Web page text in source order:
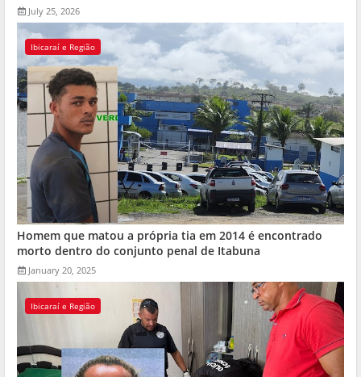
July 25, 2026
Ibicaraí e Região
Homem que matou a própria tia em 2014 é encontrado
morto dentro do conjunto penal de Itabuna
January 20, 2025
Ibicaraí e Região